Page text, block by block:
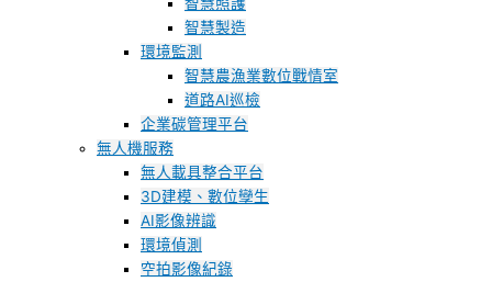
智慧製造
環境監測
智慧農漁業數位戰情室
道路AI巡檢
企業碳管理平台
無人機服務
無人載具整合平台
3D建模、數位孿生
AI影像辨識
環境偵測
空拍影像紀錄